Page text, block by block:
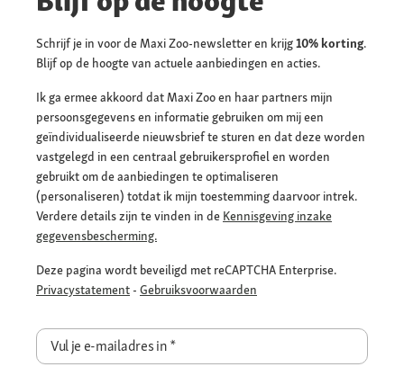
Schrijf je in voor de Maxi Zoo-newsletter en krijg10% korting.
Blijf op de hoogte van actuele aanbiedingen en acties.
Ik ga ermee akkoord dat Maxi Zoo en haar partners mijn
persoonsgegevens en informatie gebruiken om mij een
geïndividualiseerde nieuwsbrief te sturen en dat deze worden
vastgelegd in een centraal gebruikersprofiel en worden
gebruikt om de aanbiedingen te optimaliseren
(personaliseren) totdat ik mijn toestemming daarvoor intrek.
Verdere details zijn te vinden in de Kennisgeving inzake
gegevensbescherming.
Deze pagina wordt beveiligd met reCAPTCHA Enterprise.
Privacystatement - Gebruiksvoorwaarden
Vul je e-mailadres in*